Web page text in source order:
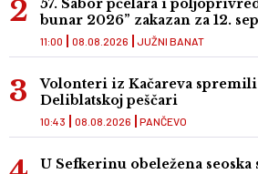
57. Sabor pčelara i
bunar 2026” zakazan za 12.
JUŽNI BANAT
11:00 08.08.2026
Volonteri iz Kačareva
Deliblatskoj peščari
PANČEVO
10:43 08.08.2026
U Sefkerinu obeležena seoska